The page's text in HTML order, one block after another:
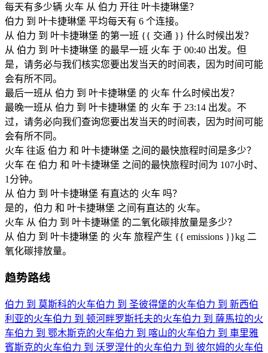
每天有多少辆 火车 从 伯力 开往 叶卡捷琳堡？
伯力 到 叶卡捷琳堡 平均每天有 6 个连接。
从 伯力 到 叶卡捷琳堡 的第一班 {{ 交通 }} 什么时候出发？
从 伯力 到 叶卡捷琳堡 的最早一班 火车 于 00:40 出发。但
是，请务必与我们核实您要出发当天的时间表，因为时间可能
会有所不同。
最后一班从 伯力 到 叶卡捷琳堡 的 火车 什么时候出发？
最晚一班从 伯力 到 叶卡捷琳堡 的 火车 于 23:14 出发。不
过，请务必向我们查询您要出发当天的时间表，因为时间可能
会有所不同。
火车 往返 伯力 和 叶卡捷琳堡 之间的最快旅程时间是多少？
火车 在 伯力 和 叶卡捷琳堡 之间的最快旅程时间为 107小时、
1分钟。
从 伯力 到 叶卡捷琳堡 有直达的 火车 吗？
是的，伯力 和 叶卡捷琳堡 之间有直达的 火车。
火车 从 伯力 到 叶卡捷琳堡 的二氧化碳排放量是多少？
从 伯力 到 叶卡捷琳堡 的 火车 旅程产生 {{ emissions }}kg 二
氧化碳排放量。
趋势路线
伯力 到 莫斯科的火车伯力 到 圣彼得堡的火车伯力 到 新西伯
利亚的火车伯力 到 顿河畔罗斯托夫的火车伯力 到 薩馬拉的火
车伯力 到 鄂木斯克的火车伯力 到 喀山的火车伯力 到 車里雅
賓斯克的火车伯力 到 沃罗涅什的火车伯力 到 彼尔姆的火车伯